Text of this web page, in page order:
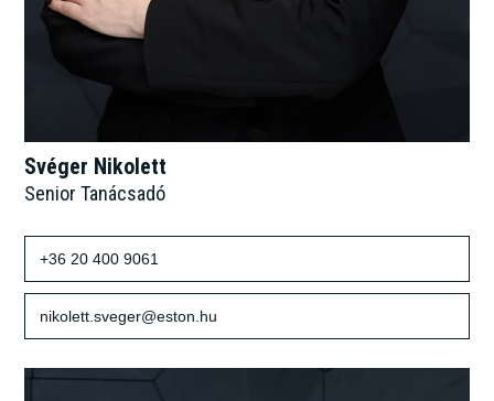
Svéger Nikolett
Senior Tanácsadó
+36 20 400 9061
nikolett.sveger@eston.hu